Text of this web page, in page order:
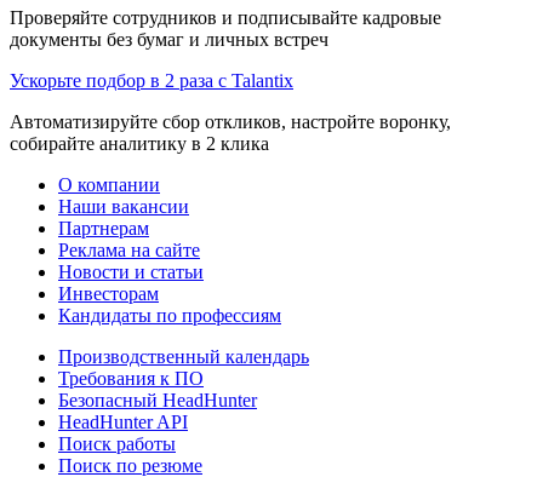
Проверяйте сотрудников и подписывайте кадровые
документы без бумаг и личных встреч
Ускорьте подбор в 2 раза с Talantix
Автоматизируйте сбор откликов, настройте воронку,
собирайте аналитику в 2 клика
О компании
Наши вакансии
Партнерам
Реклама на сайте
Новости и статьи
Инвесторам
Кандидаты по профессиям
Производственный календарь
Требования к ПО
Безопасный HeadHunter
HeadHunter API
Поиск работы
Поиск по резюме